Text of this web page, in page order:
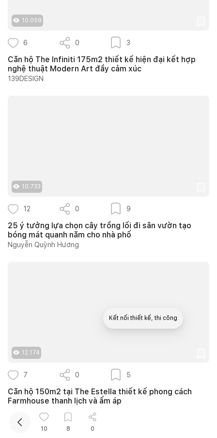
10.059
6 0 3
Căn hộ The Infiniti 175m2 thiết kế hiện đại kết hợp
nghệ thuật Modern Art đầy cảm xúc
139DESIGN
10.733
12 0 9
25 ý tưởng lựa chọn cây trồng lối đi sân vườn tạo
bóng mát quanh năm cho nhà phố
Nguyễn Quỳnh Hương
12.174
7 0 5
Căn hộ 150m2 tại The Estella thiết kế phong cách
Farmhouse thanh lịch và ấm áp
10 8 0
Kết nối thiết kế, thi công